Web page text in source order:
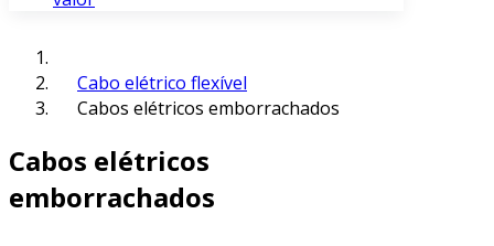
Cabo elétrico flexível
Cabos elétricos emborrachados
Cabos elétricos
emborrachados